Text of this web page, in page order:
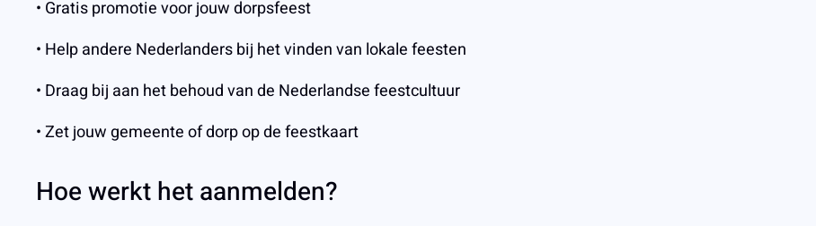
• Gratis promotie voor jouw dorpsfeest
• Help andere Nederlanders bij het vinden van lokale feesten
• Draag bij aan het behoud van de Nederlandse feestcultuur
• Zet jouw gemeente of dorp op de feestkaart
Hoe werkt het aanmelden?